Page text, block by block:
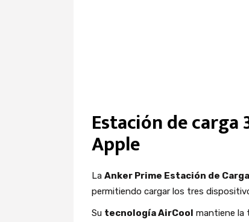
Estación de carga
Apple
La Anker Prime Estación de
permitiendo cargar los tres
Su tecnología AirCool mantiene la